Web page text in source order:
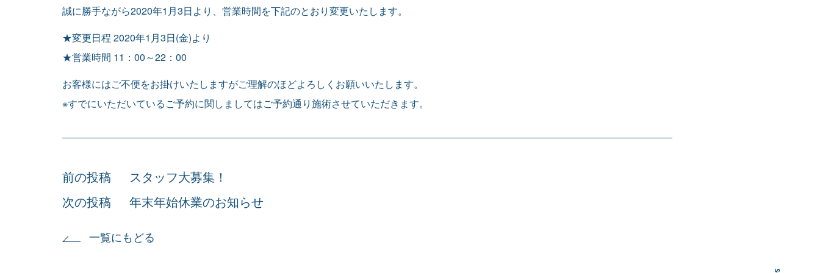
誠に勝手ながら2020年1月3日より、営業時間を下記のとおり変更いたします。
★変更日程 2020年1月3日(金)より
★営業時間 11：00～22：00
お客様にはご不便をお掛けいたしますがご理解のほどよろしくお願いいたします。
※すでにいただいているご予約に関しましてはご予約通り施術させていただきます。
投
稿
ビ
ゲ
ョ
スタッフ大募集！
年末年始休業のお知らせ
一覧にもどる